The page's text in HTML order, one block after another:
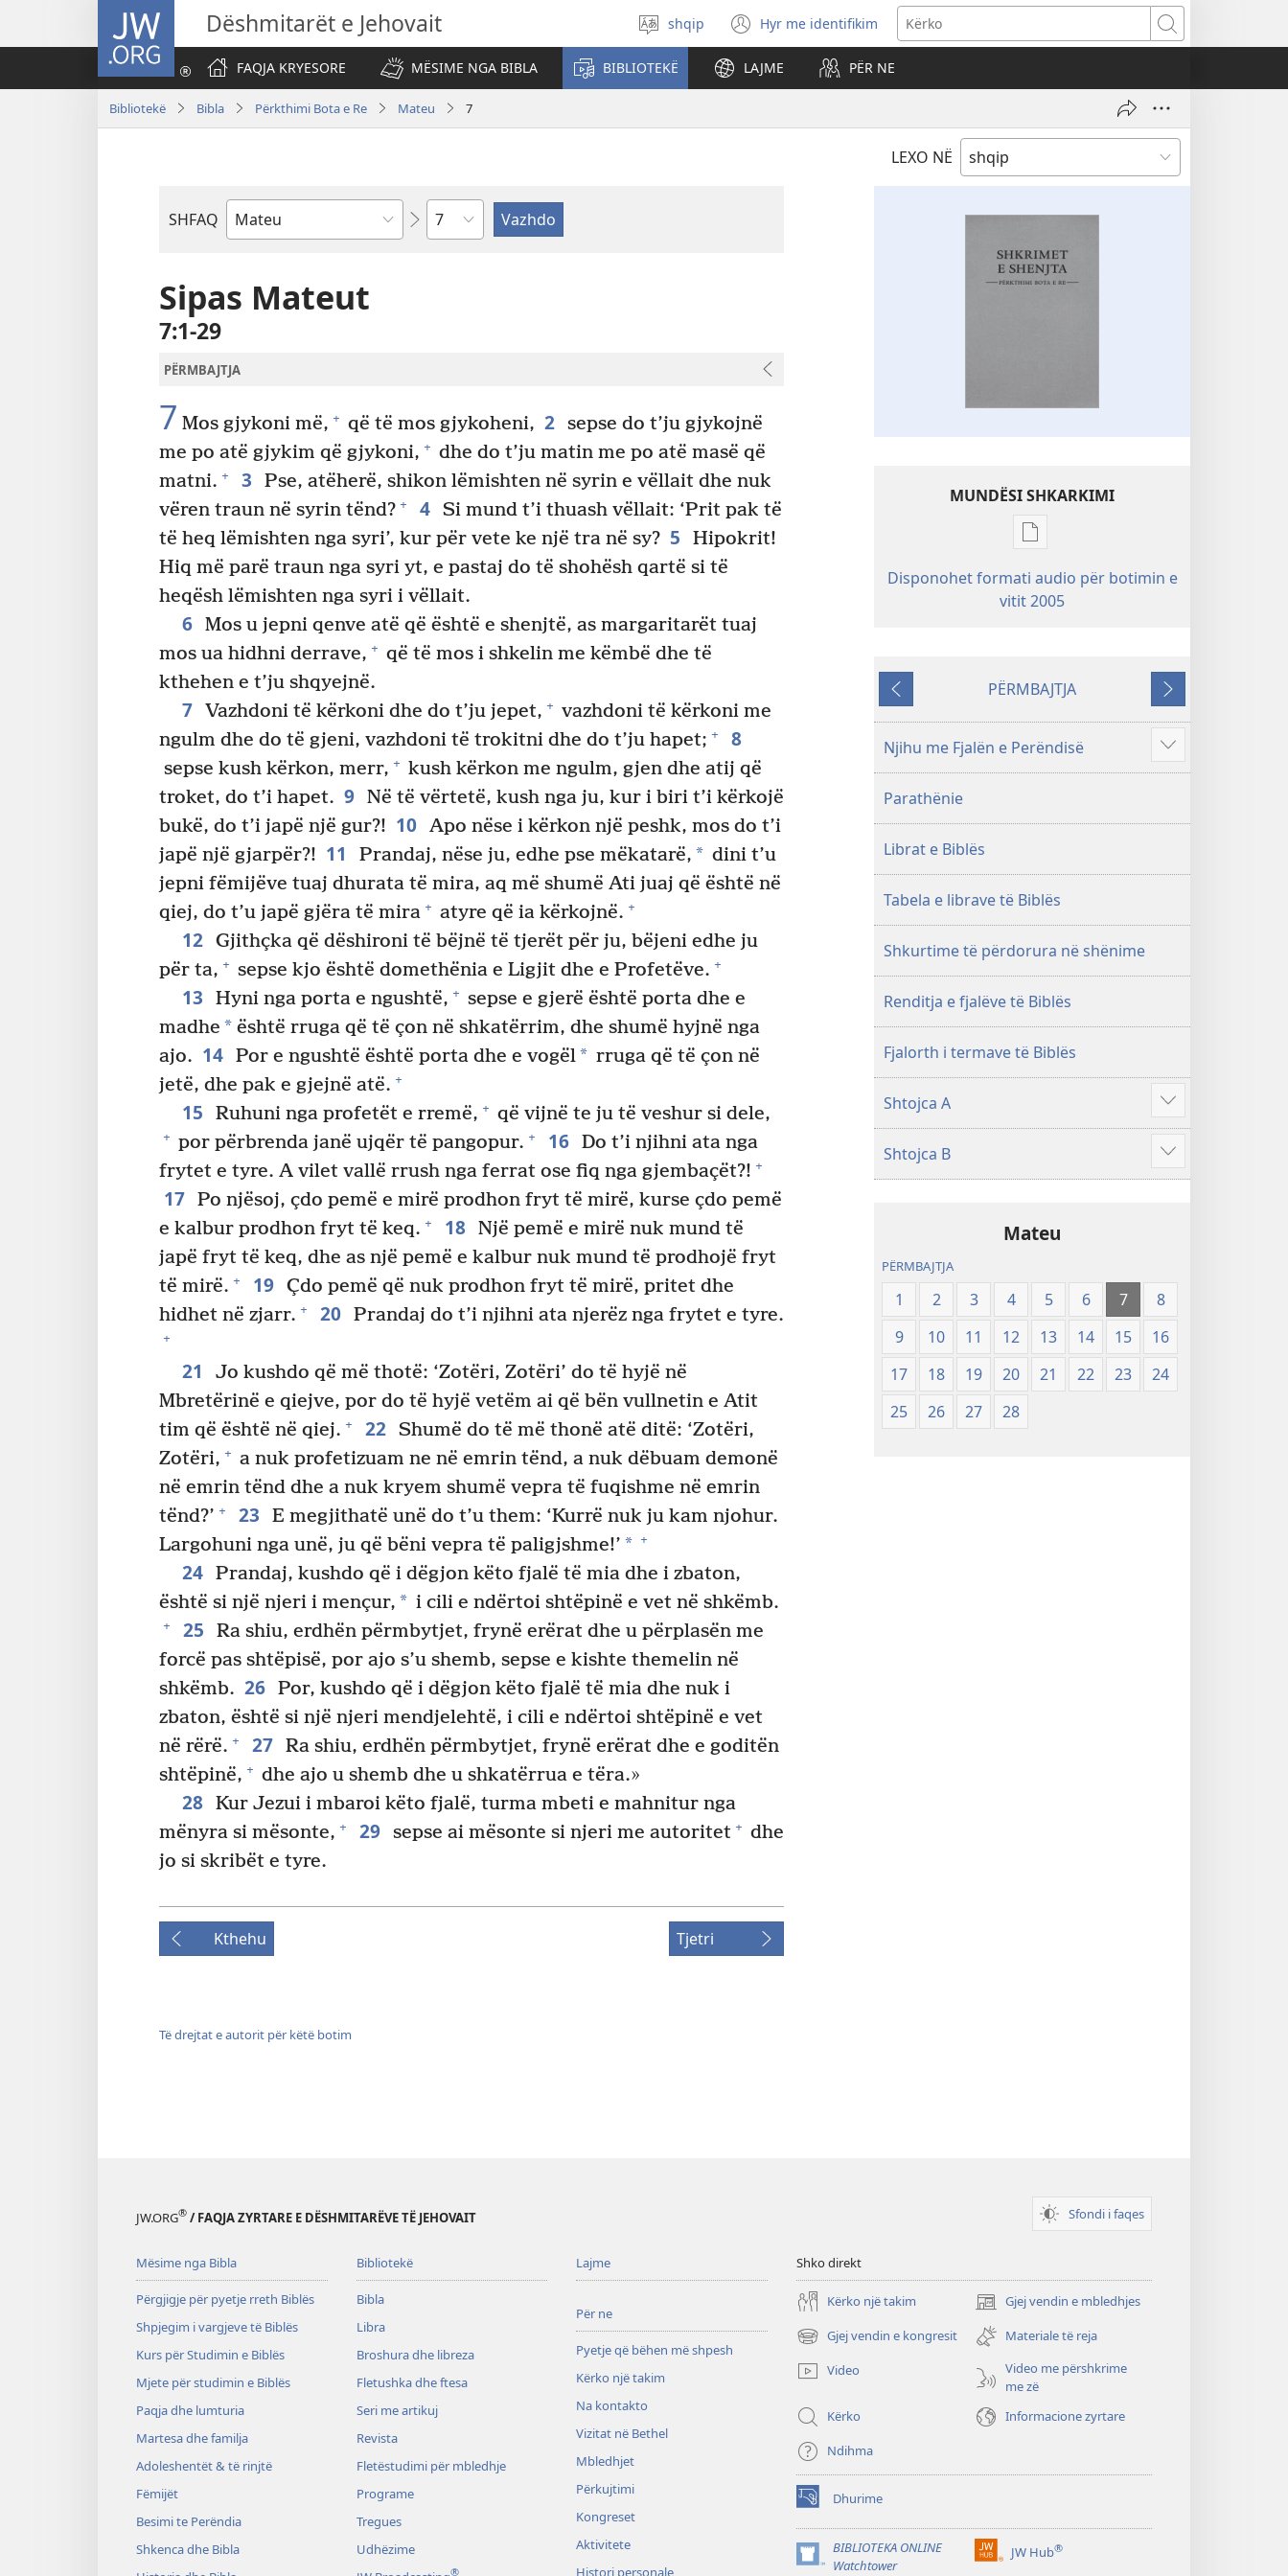
JW.ORG Dëshmitarët e Jehovait
Zgjidh
gjuhën
shqip Hyr me identifikim
(hap
dritare
re)
Kërko
FAQJA KRYESORE
MËSIME NGA BIBLA BIBLIOTEKË LAJME PËR NE
Bibliotekë Bibla Përkthimi Bota e Re Mateu 7
LEXO NË
SHFAQ
Librit
Kapitullit
Sipas Mateut
7:1-29
PËRMBAJTJA
7 Mos gjykoni më, + që të mos gjykoheni, 2 sepse do t’ju gjykojnë
me po atë gjykim që gjykoni, + dhe do t’ju matin me po atë masë që
matni. + 3
Pse, atëherë, shikon lëmishten në syrin e vëllait dhe nuk
vëren traun në syrin tënd? + 4 Si mund t’i thuash vëllait: ‘Prit pak të
të heq lëmishten nga syri’, kur për vete ke një tra në sy? 5
Hipokrit!
Hiq më parë traun nga syri yt, e pastaj do të shohësh qartë si të
heqësh lëmishten nga syri i vëllait.
6 Mos u jepni qenve atë që është e shenjtë, as margaritarët tuaj
mos ua hidhni derrave, + që të mos i shkelin me këmbë dhe të
kthehen e t’ju shqyejnë.
7 Vazhdoni të kërkoni dhe do t’ju jepet, + vazhdoni të kërkoni me
ngulm dhe do të gjeni, vazhdoni të trokitni dhe do t’ju hapet; + 8
sepse kush kërkon, merr, + kush kërkon me ngulm, gjen dhe atij që
troket, do t’i hapet. 9 Në të vërtetë, kush nga ju, kur i biri t’i kërkojë
bukë, do t’i japë një gur?! 10 Apo nëse i kërkon një peshk, mos do t’i
japë një gjarpër?! 11 Prandaj, nëse ju, edhe pse mëkatarë, * dini t’u
jepni fëmijëve tuaj dhurata të mira, aq më shumë Ati juaj që është në
qiej, do t’u japë gjëra të mira + atyre që ia kërkojnë. +
12 Gjithçka që dëshironi të bëjnë të tjerët për ju, bëjeni edhe ju
për ta, + sepse kjo është domethënia e Ligjit dhe e Profetëve. +
13 Hyni nga porta e ngushtë, + sepse e gjerë është porta dhe e
madhe * është rruga që të çon në shkatërrim, dhe shumë hyjnë nga
ajo. 14 Por e ngushtë është porta dhe e vogël* rruga që të çon në
jetë, dhe pak e gjejnë atë. +
15 Ruhuni nga profetët e rremë, + që vijnë te ju të veshur si dele,
+ por përbrenda janë ujqër të pangopur. + 16 Do t’i njihni ata nga
frytet e tyre. A vilet vallë rrush nga ferrat ose fiq nga gjembaçët?! +
17 Po njësoj, çdo pemë e mirë prodhon fryt të mirë, kurse çdo pemë
e kalbur prodhon fryt të keq. + 18 Një pemë e mirë nuk mund të
japë fryt të keq, dhe as një pemë e kalbur nuk mund të prodhojë fryt
të mirë. + 19 Çdo pemë që nuk prodhon fryt të mirë, pritet dhe
hidhet në zjarr. + 20 Prandaj do t’i njihni ata njerëz nga frytet e tyre.
+
21
Jo kushdo që më thotë: ‘Zotëri, Zotëri’ do të hyjë në
Mbretërinë e qiejve, por do të hyjë vetëm ai që bën vullnetin e Atit
tim që është në qiej. + 22 Shumë do të më thonë atë ditë: ‘Zotëri,
Zotëri, + a nuk profetizuam ne në emrin tënd, a nuk dëbuam demonë
në emrin tënd dhe a nuk kryem shumë vepra të fuqishme në emrin
tënd?’ + 23
E megjithatë unë do t’u them: ‘Kurrë nuk ju kam njohur.
Largohuni nga unë, ju që bëni vepra të paligjshme!’ * +
24 Prandaj, kushdo që i dëgjon këto fjalë të mia dhe i zbaton,
është si një njeri i mençur, * i cili e ndërtoi shtëpinë e vet në shkëmb.
+ 25
Ra shiu, erdhën përmbytjet, frynë erërat dhe u përplasën me
forcë pas shtëpisë, por ajo s’u shemb, sepse e kishte themelin në
shkëmb. 26 Por, kushdo që i dëgjon këto fjalë të mia dhe nuk i
zbaton, është si një njeri mendjelehtë, i cili e ndërtoi shtëpinë e vet
në rërë. + 27 Ra shiu, erdhën përmbytjet, frynë erërat dhe e goditën
shtëpinë, + dhe ajo u shemb dhe u shkatërrua e tëra.»
28 Kur Jezui i mbaroi këto fjalë, turma mbeti e mahnitur nga
mënyra si mësonte, + 29 sepse ai mësonte si njeri me autoritet + dhe
jo si skribët e tyre.
Kthehu Tjetri
Të drejtat e autorit për këtë botim
MUNDËSI SHKARKIMI
Mundësitë
shkarkimit
për
e
Shenjta
—
Përkthimi
Bota
Re
2019)
Disponohet formati audio për botimin e
vitit 2005
Kthehu
PËRMBAJTJA
Tjetri
Njihu me Fjalën e Perëndisë
Shfaq
më
Parathënie
Librat e Biblës
Tabela e librave të Biblës
Shkurtime të përdorura në shënime
Renditja e fjalëve të Biblës
Fjalorth i termave të Biblës
Shtojca A
Shfaq
më
shumë
Shtojca B
Shfaq
më
Mateu
PËRMBAJTJA
1 2 3 4 5 6 7
8
9
10 11 12 13 14 15
16
17
18 19 20 21 22 23
24
25
26 27 28
JW.ORG® / FAQJA ZYRTARE E DËSHMITARËVE TË JEHOVAIT Sfondi i faqes
Mësime nga Bibla
Përgjigje për pyetje rreth Biblës
Shpjegim i vargjeve të Biblës
Kurs për Studimin e Biblës
Mjete për studimin e Biblës
Paqja dhe lumturia
Martesa dhe familja
Adoleshentët & të rinjtë
Fëmijët
Besimi te Perëndia
Shkenca dhe Bibla
Bibliotekë
Bibla
Libra
Broshura dhe libreza
Fletushka dhe ftesa
Seri me artikuj
Revista
Fletëstudimi për mbledhje
Programe
Tregues
Udhëzime
®
Lajme
Për ne
Pyetje që bëhen më shpesh
Kërko një takim
Na kontakto
Vizitat në Bethel
Mbledhjet
Përkujtimi
Kongreset
Aktivitete
Histori personale
Shko direkt
Kërko një takim Gjej vendin e mbledhjes
(hap
dritare
të
re)
Gjej vendin e kongresit
(hap
dritare
të
Materiale të reja
Video
Video me përshkrime
me zë
Kërko
Informacione zyrtare
Ndihma
Dhurime
(hap
dritare
të
re)
BIBLIOTEKA ONLINE
Watchtower
(hap
JW Hub®
(hap